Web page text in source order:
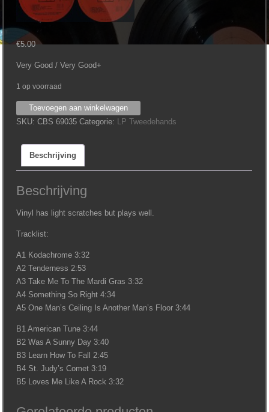
€5.00
Very Good / Very Good+
1 op voorraad
Paul
Simon
There
Goes
Rhymin'
Simon
Toevoegen aan winkelwagen
SKU:CBS 69035 Categorie: LP Tweedehands
Beschrijving
Beschrijving
Vinyl has light scratches but plays well.
Tracklist:
A1 Kodachrome 3:32
A2 Tenderness 2:53
A3 Take Me To The Mardi Gras 3:32
A4 Something So Right 4:34
A5 One Man’s Ceiling Is Another Man’s Floor 3:44
B1 American Tune 3:44
B2 Was A Sunny Day 3:40
B3 Learn How To Fall 2:45
B4 St. Judy’s Comet 3:19
B5 Loves Me Like A Rock 3:32